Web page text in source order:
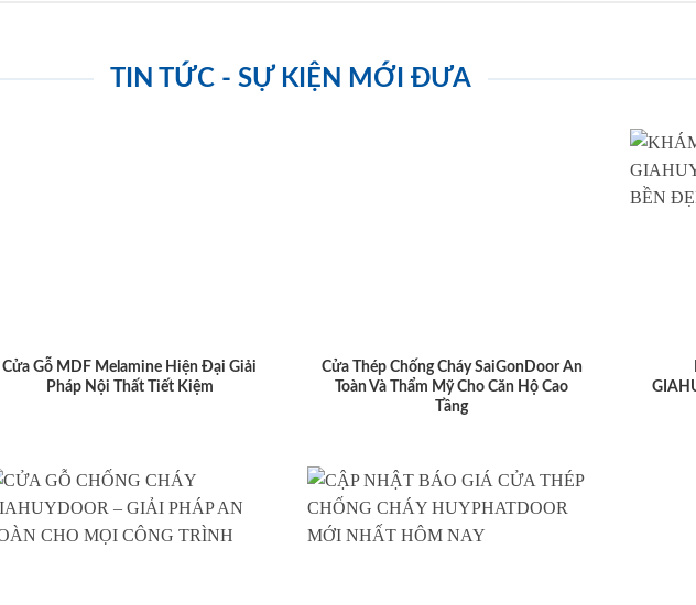
TIN TỨC - SỰ KIỆN MỚI ĐƯA
Cửa Gỗ MDF Melamine Hiện Đại Giải
Pháp Nội Thất Tiết Kiệm
Cửa Thép Chống Cháy SaiGonDoor An
Toàn Và Thẩm Mỹ Cho Căn Hộ Cao
Tầng